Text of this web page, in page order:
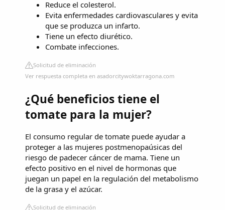
Reduce el colesterol.
Evita enfermedades cardiovasculares y evita
que se produzca un infarto.
Tiene un efecto diurético.
Combate infecciones.
Solicitud de eliminación
Ver respuesta completa en asadorcitywoktarragona.com
¿Qué beneficios tiene el
tomate para la mujer?
El consumo regular de tomate puede ayudar a
proteger a las mujeres postmenopaúsicas del
riesgo de padecer cáncer de mama. Tiene un
efecto positivo en el nivel de hormonas que
juegan un papel en la regulación del metabolismo
de la grasa y el azúcar.
Solicitud de eliminación